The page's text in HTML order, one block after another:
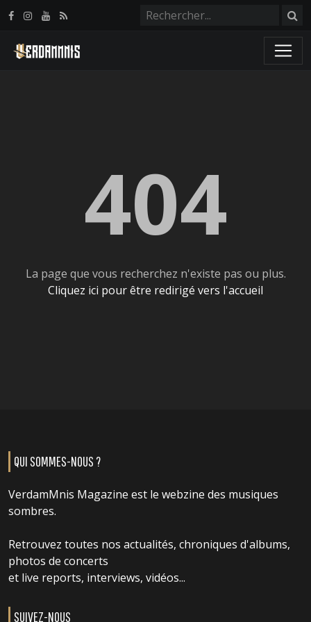
404
La page que vous recherchez n'existe pas ou plus.
Cliquez ici pour être redirigé vers l'accueil
QUI SOMMES-NOUS ?
VerdamMnis Magazine est le webzine des musiques
sombres.
Retrouvez toutes nos actualités, chroniques d'albums,
photos de concerts
et live reports, interviews, vidéos...
SUIVEZ-NOUS
Panneau de gestion des cookies